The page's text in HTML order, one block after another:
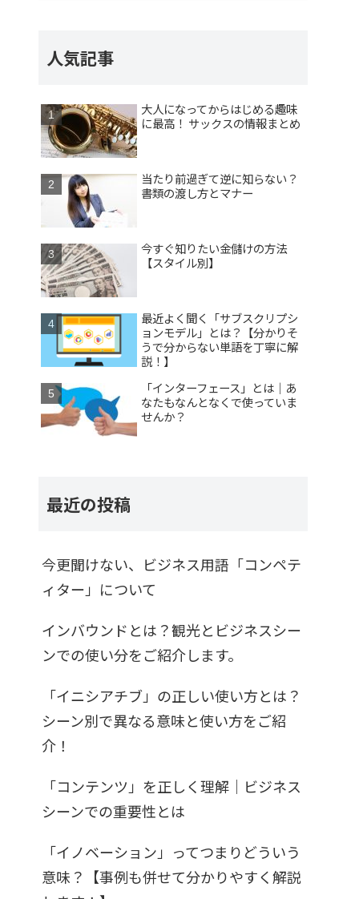
人気記事
大人になってからはじめる趣味
に最高！ サックスの情報まとめ
当たり前過ぎて逆に知らない？
書類の渡し方とマナー
今すぐ知りたい金儲けの方法
【スタイル別】
最近よく聞く「サブスクリプシ
ョンモデル」とは？【分かりそ
うで分からない単語を丁寧に解
説！】
「インターフェース」とは｜あ
なたもなんとなくで使っていま
せんか？
最近の投稿
今更聞けない、ビジネス用語「コンペテ
ィター」について
インバウンドとは？観光とビジネスシー
ンでの使い分をご紹介します。
「イニシアチブ」の正しい使い方とは？
シーン別で異なる意味と使い方をご紹
介！
「コンテンツ」を正しく理解｜ビジネス
シーンでの重要性とは
「イノベーション」ってつまりどういう
意味？【事例も併せて分かりやすく解説